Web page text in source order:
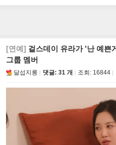
[연예] 걸스데이 유라가 '난 예쁜
그룹 멤버
달섭지롱 댓글: 31 개 조회: 16844